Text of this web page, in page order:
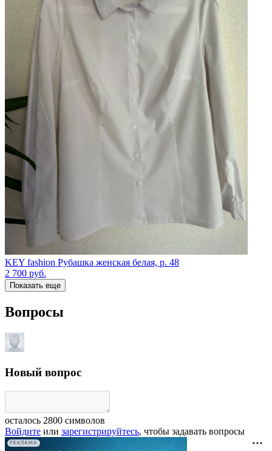
KEY fashion Рубашка женская белая, р. 48
2 700 руб.
Показать еще
Вопросы
Новый вопрос
осталось 2800 символов
Войдите или зарегистрируйтесь, чтобы задавать вопросы
РЕКЛАМА